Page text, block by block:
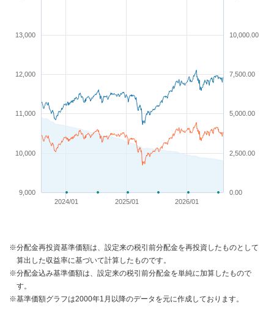
2024/01 2025/01 2026/01
9,000
10,000
11,000
12,000
13,000
0.00
2,500.00
5,000.00
7,500.00
10,000.00
※分配金再投資基準価額は、設定来の税引前分配金を再投資したものとして
算出した収益率に基づいて計算したものです。
※分配金込み基準価額は、設定来の税引前分配金を単純に加算したもので
す。
※基準価額グラフは2000年1月以降のデータを元に作成しております。